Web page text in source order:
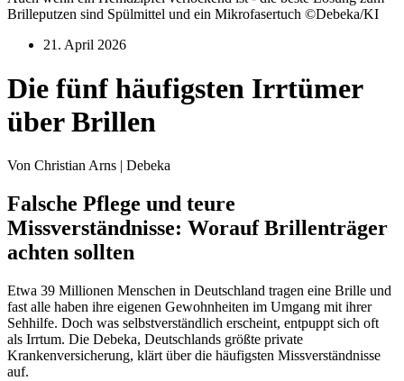
Brilleputzen sind Spülmittel und ein Mikrofasertuch ©Debeka/KI
21. April 2026
Die fünf häufigsten Irrtümer
über Brillen
Von Christian Arns | Debeka
Falsche Pflege und teure
Missverständnisse: Worauf Brillenträger
achten sollten
Etwa 39 Millionen Menschen in Deutschland tragen eine Brille und
fast alle haben ihre eigenen Gewohnheiten im Umgang mit ihrer
Sehhilfe. Doch was selbstverständlich erscheint, entpuppt sich oft
als Irrtum. Die Debeka, Deutschlands größte private
Krankenversicherung, klärt über die häufigsten Missverständnisse
auf.